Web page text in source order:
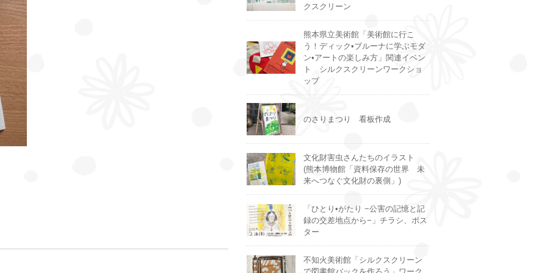
クスクリーン
熊本県立美術館「美術館に行こ
う！ディック•ブルーナに学ぶモダ
ン•アートの楽しみ方」関連イベン
ト シルクスクリーンワークショ
ップ
のさりまつり 看板作成
文化財害虫さんたちのイラスト
(熊本博物館「資料保存の世界 未
来へつなぐ文化財の裏側」)
「ひとり•がたり −公害の記憶と記
録の交差地点から−」チラシ、ポス
ター
不知火美術館「シルクスクリーン